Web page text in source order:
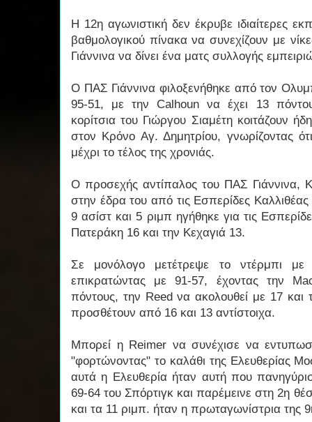
Η 12η αγωνιστική δεν έκρυβε ιδιαίτερες
βαθμολογικού πίνακα να συνεχίζουν με
Γιάννινα να δίνει ένα ματς συλλογής
Ο ΠΑΣ Γιάννινα φιλοξενήθηκε από τον
95-51, με την Calhoun να έχει 13
κορίτσια του Γιώργου Σιαμέτη κοιτάζουν
στον Κρόνο Αγ. Δημητρίου, γνωρίζοντας
μέχρι το τέλος της χρονιάς.
Ο προσεχής αντίπαλος του ΠΑΣ Γιάννινα,
στην έδρα του από τις Εσπερίδες
9 ασίστ και 5 ριμπ ηγήθηκε για τις
Πατεράκη 16 και την Κεχαγιά 13.
Σε μονόλογο μετέτρεψε το ντέρμπι
επικρατώντας με 91-57, έχοντας την
πόντους, την Reed να ακολουθεί με 17
προσθέτουν από 16 και 13 αντίστοιχα.
Μπορεί η Reimer να συνέχισε να
"φορτώνοντας" το καλάθι της Ελευθερίας
αυτά η Ελευθερία ήταν αυτή που
69-64 του Σπόρτιγκ και παρέμεινε στη 2η
και τα 11 ριμπ. ήταν η πρωταγωνίστρια της